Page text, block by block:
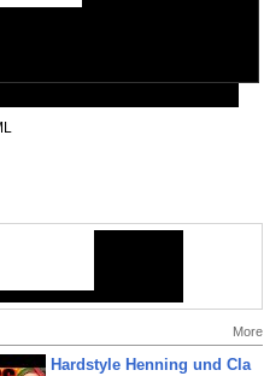
More
Hardstyle Henning und Cla